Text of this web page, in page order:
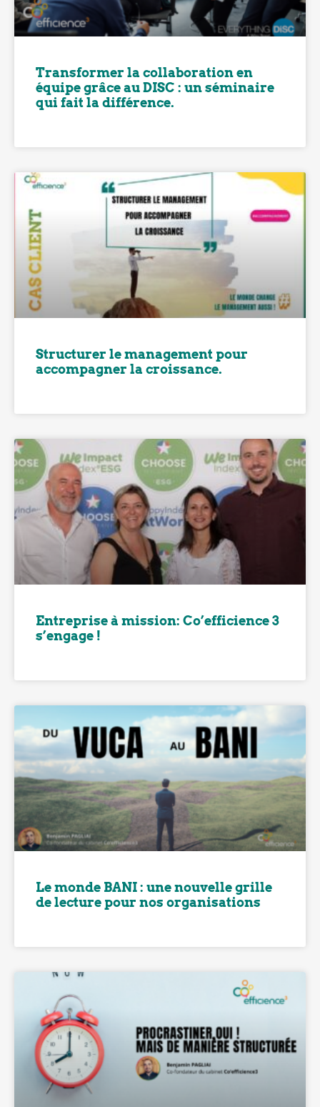
Transformer la collaboration en
équipe grâce au DISC : un séminaire
qui fait la différence.
Structurer le management pour
accompagner la croissance.
Entreprise à mission: Co’efficience 3
s’engage !
Le monde BANI : une nouvelle grille
de lecture pour nos organisations